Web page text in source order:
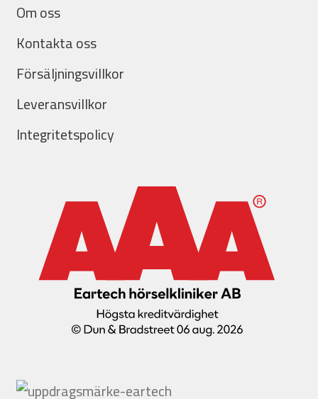
Om oss
Kontakta oss
Försäljningsvillkor
Leveransvillkor
Integritetspolicy